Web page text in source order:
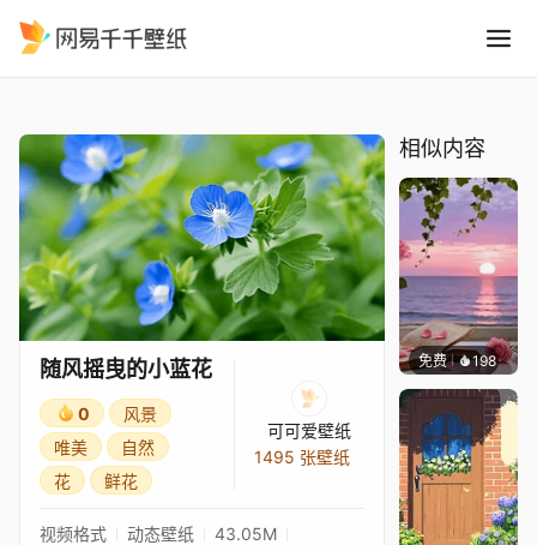
随风摇曳的小蓝花
0
风景
唯美
自然
花
鲜花
可可爱壁纸
1495 张壁纸
视频格式 动态壁纸
43.05M
相似内容
免费 198渔小小